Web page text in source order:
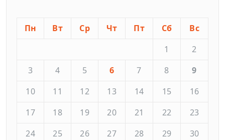
Пн Вт Ср Чт Пт Сб
Вс
1
2
3
4 5 6 7 8
9
10
11 12 13 14 15
16
17
18 19 20 21 22
23
24
25 26 27 28 29
30